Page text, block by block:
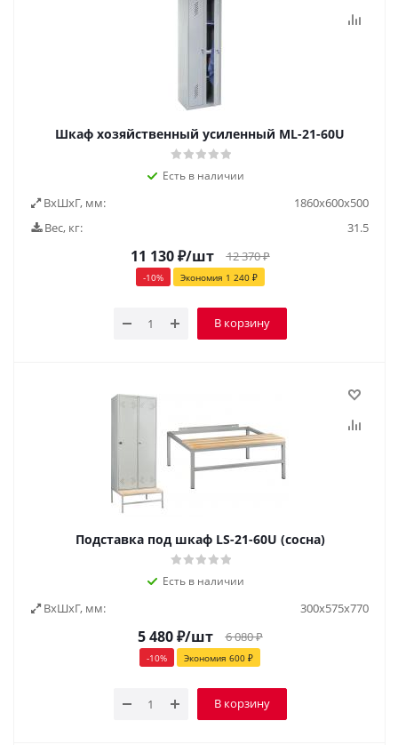
Шкаф хозяйственный усиленный ML-21-60U
Есть в наличии
ВxШxГ, мм:
1860х600х500
Вес, кг:
31.5
11 130₽/шт 12 370₽
-10% Экономия 1 240₽
В корзину
Подставка под шкаф LS-21-60U (сосна)
Есть в наличии
ВxШxГ, мм: 300х575х770
5 480₽/шт 6 080₽
-10% Экономия 600 ₽
В корзину